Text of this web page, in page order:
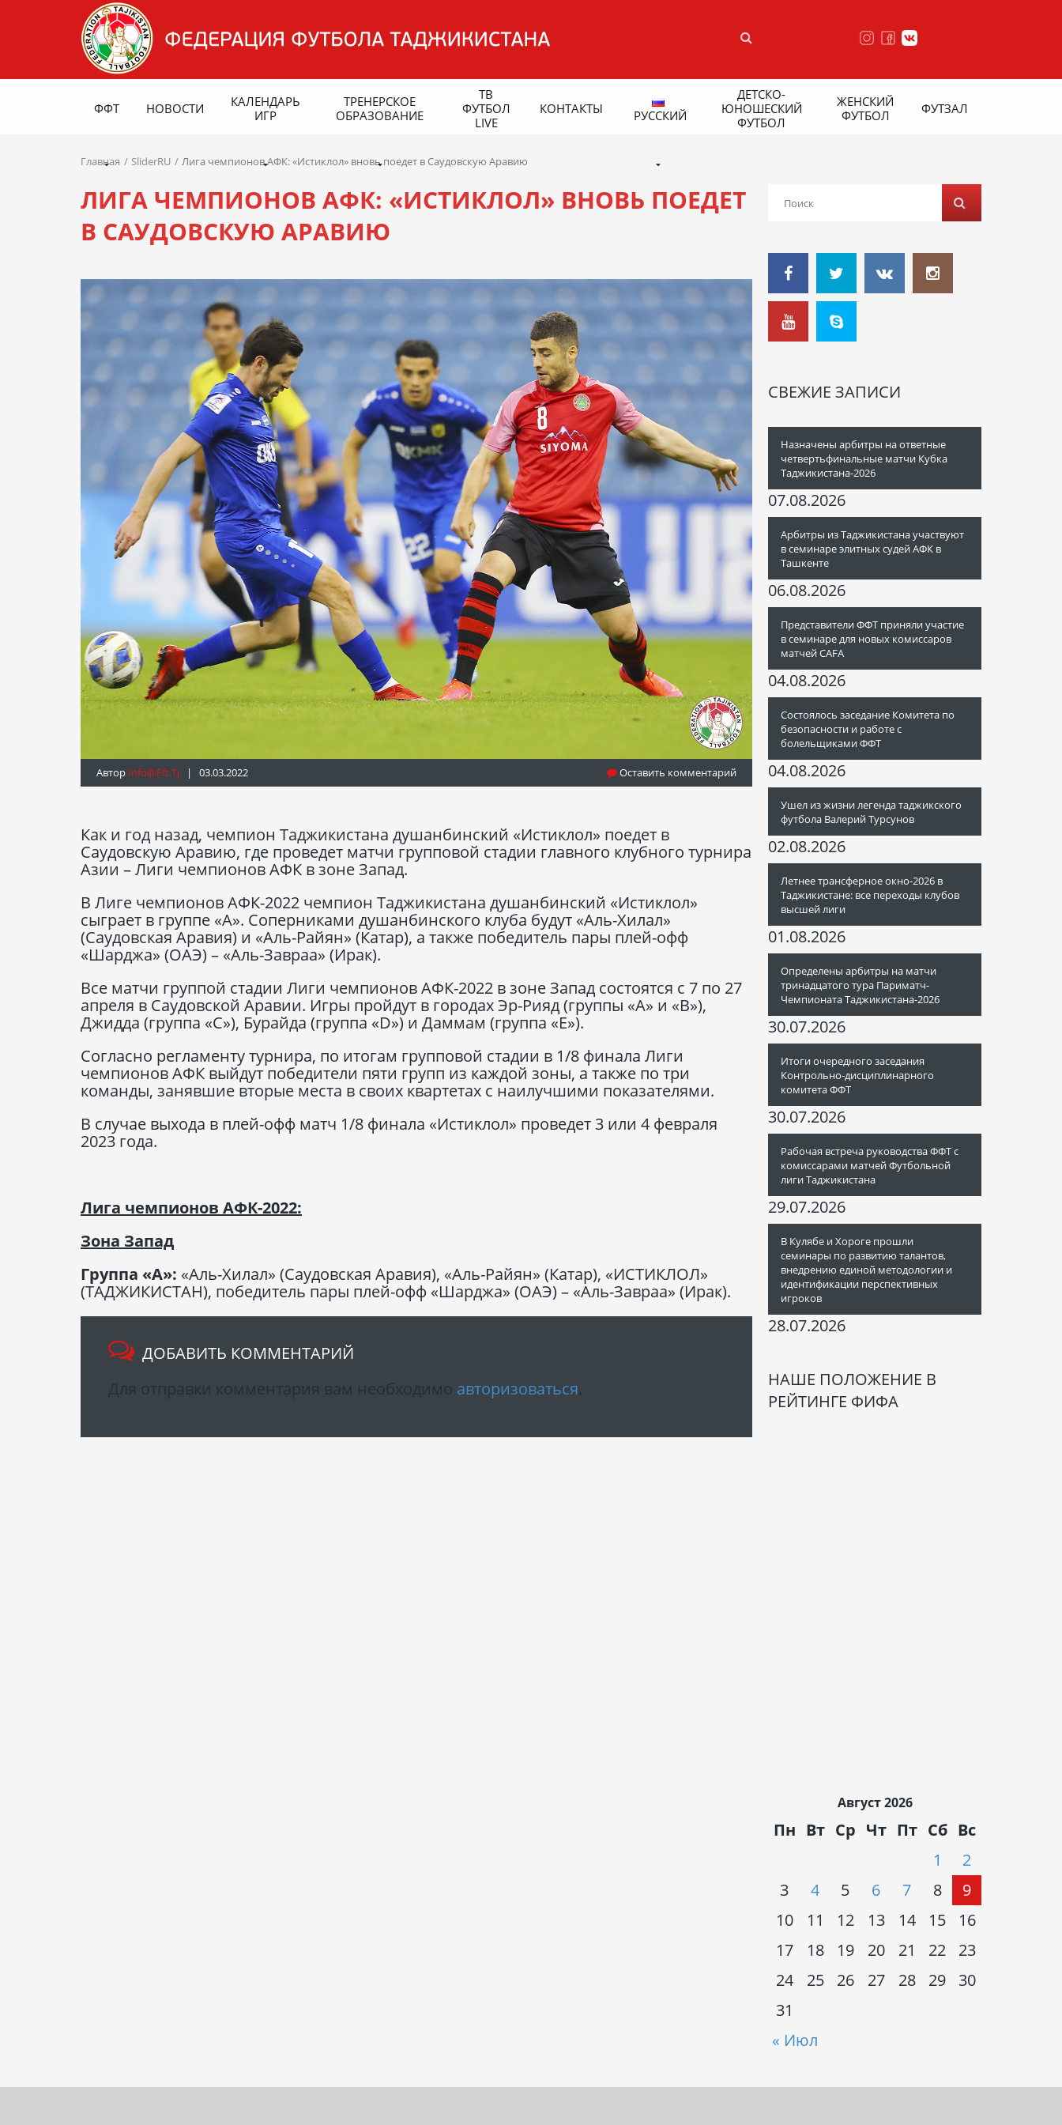
ФФТ НОВОСТИ
КАЛЕНДАРЬ
ИГР
ТРЕНЕРСКОЕ
ОБРАЗОВАНИЕ
ТВ
ФУТБОЛ
LIVE
КОНТАКТЫ РУССКИЙ
ДЕТСКО-
ЮНОШЕСКИЙ
ФУТБОЛ
ЖЕНСКИЙ
ФУТБОЛ
ФУТЗАЛ
Главная SliderRU Лига чемпионов АФК: «Истиклол» вновь поедет в Саудовскую Аравию
ЛИГА ЧЕМПИОНОВ АФК: «ИСТИКЛОЛ» ВНОВЬ ПОЕДЕТ
В САУДОВСКУЮ АРАВИЮ
Автор Info@fft.tj | 03.03.2022 Оставить комментарий
Как и год назад, чемпион Таджикистана душанбинский «Истиклол» поедет в
Саудовскую Аравию, где проведет матчи групповой стадии главного клубного турнира
Азии – Лиги чемпионов АФК в зоне Запад.
В Лиге чемпионов АФК-2022 чемпион Таджикистана душанбинский «Истиклол»
сыграет в группе «А». Соперниками душанбинского клуба будут «Аль-Хилал»
(Саудовская Аравия) и «Аль-Райян» (Катар), а также победитель пары плей-офф
«Шарджа» (ОАЭ) – «Аль-Завраа» (Ирак).
Все матчи группой стадии Лиги чемпионов АФК-2022 в зоне Запад состоятся с 7 по 27
апреля в Саудовской Аравии. Игры пройдут в городах Эр-Рияд (группы «А» и «В»),
Джидда (группа «С»), Бурайда (группа «D») и Даммам (группа «Е»).
Согласно регламенту турнира, по итогам групповой стадии в 1/8 финала Лиги
чемпионов АФК выйдут победители пяти групп из каждой зоны, а также по три
команды, занявшие вторые места в своих квартетах с наилучшими показателями.
В случае выхода в плей-офф матч 1/8 финала «Истиклол» проведет 3 или 4 февраля
2023 года.
Лига чемпионов АФК-2022:
Зона Запад
Группа «А»: «Аль-Хилал» (Саудовская Аравия), «Аль-Райян» (Катар), «ИСТИКЛОЛ»
(ТАДЖИКИСТАН), победитель пары плей-офф «Шарджа» (ОАЭ) – «Аль-Завраа» (Ирак).
ДОБАВИТЬ КОММЕНТАРИЙ
авторизоваться
СВЕЖИЕ ЗАПИСИ
Назначены арбитры на ответные
четвертьфинальные матчи Кубка
Таджикистана-2026
07.08.2026
Арбитры из Таджикистана участвуют
в семинаре элитных судей АФК в
Ташкенте
06.08.2026
Представители ФФТ приняли участие
в семинаре для новых комиссаров
матчей CAFA
04.08.2026
Состоялось заседание Комитета по
безопасности и работе с
болельщиками ФФТ
04.08.2026
Ушел из жизни легенда таджикского
футбола Валерий Турсунов
02.08.2026
Летнее трансферное окно-2026 в
Таджикистане: все переходы клубов
высшей лиги
01.08.2026
Определены арбитры на матчи
тринадцатого тура Париматч-
Чемпионата Таджикистана-2026
30.07.2026
Итоги очередного заседания
Контрольно-дисциплинарного
комитета ФФТ
30.07.2026
Рабочая встреча руководства ФФТ с
комиссарами матчей Футбольной
лиги Таджикистана
29.07.2026
В Кулябе и Хороге прошли
семинары по развитию талантов,
внедрению единой методологии и
идентификации перспективных
игроков
28.07.2026
НАШЕ ПОЛОЖЕНИЕ В
РЕЙТИНГЕ ФИФА
Август 2026
Пн Вт Ср Чт Пт Сб Вс
« Июл
1
2
3
4 5 6 7 8
9
10
11 12 13 14 15
16
17
18 19 20 21 22
23
24
25 26 27 28 29
30
31